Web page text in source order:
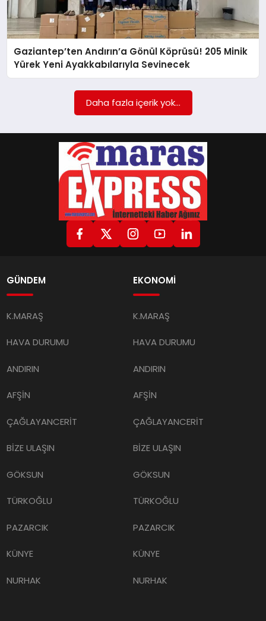
GÖKSUN
TÜRKOĞLU
Gaziantep’ten Andırın’a Gönül Köprüsü! 205 Minik
Yürek Yeni Ayakkabılarıyla Sevinecek
Daha fazla içerik yok...
GÜNDEM
K.MARAŞ
HAVA DURUMU
ANDIRIN
AFŞİN
ÇAĞLAYANCERİT
BİZE ULAŞIN
GÖKSUN
TÜRKOĞLU
PAZARCIK
KÜNYE
NURHAK
EKONOMİ
K.MARAŞ
HAVA DURUMU
ANDIRIN
AFŞİN
ÇAĞLAYANCERİT
BİZE ULAŞIN
GÖKSUN
TÜRKOĞLU
PAZARCIK
KÜNYE
NURHAK